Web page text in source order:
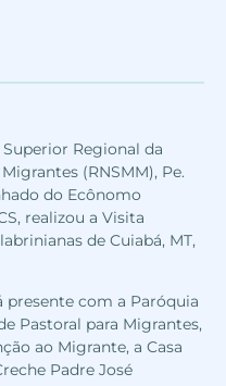
Regional da
(RNSMM), Pe.
do Ecônomo
realizou a Visita
de Cuiabá, MT,
presente com a Paróquia
Pastoral para Migrantes,
ao Migrante, a Casa
Padre José